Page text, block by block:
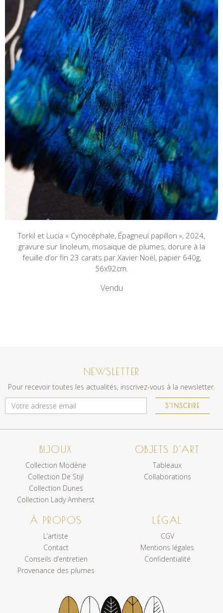
Torkil et Lucia « Cynocéphale, Épagneul papillon », 2024,
gravure sur linoleum, mosaïque de plumes, dorure à la
feuille d’or fin 23 carats par Xavier Noël, papier 640g,
56x92cm.
Vendu
NEWSLETTER
Pour recevoir toutes les actualités, inscrivez-vous à la newsletter.
S'INSCRIRE
BIJOUX
Collection Modène
Collection De Stijl
Collection Dunes
Collection Lady Amherst
OBJETS D'ART
Tableaux
Collaborations
À PROPOS
L’artiste
Contact
Conseils d’entretien
Provenance des plumes
LÉGAL
CGV
Mentions légales
Confidentialité